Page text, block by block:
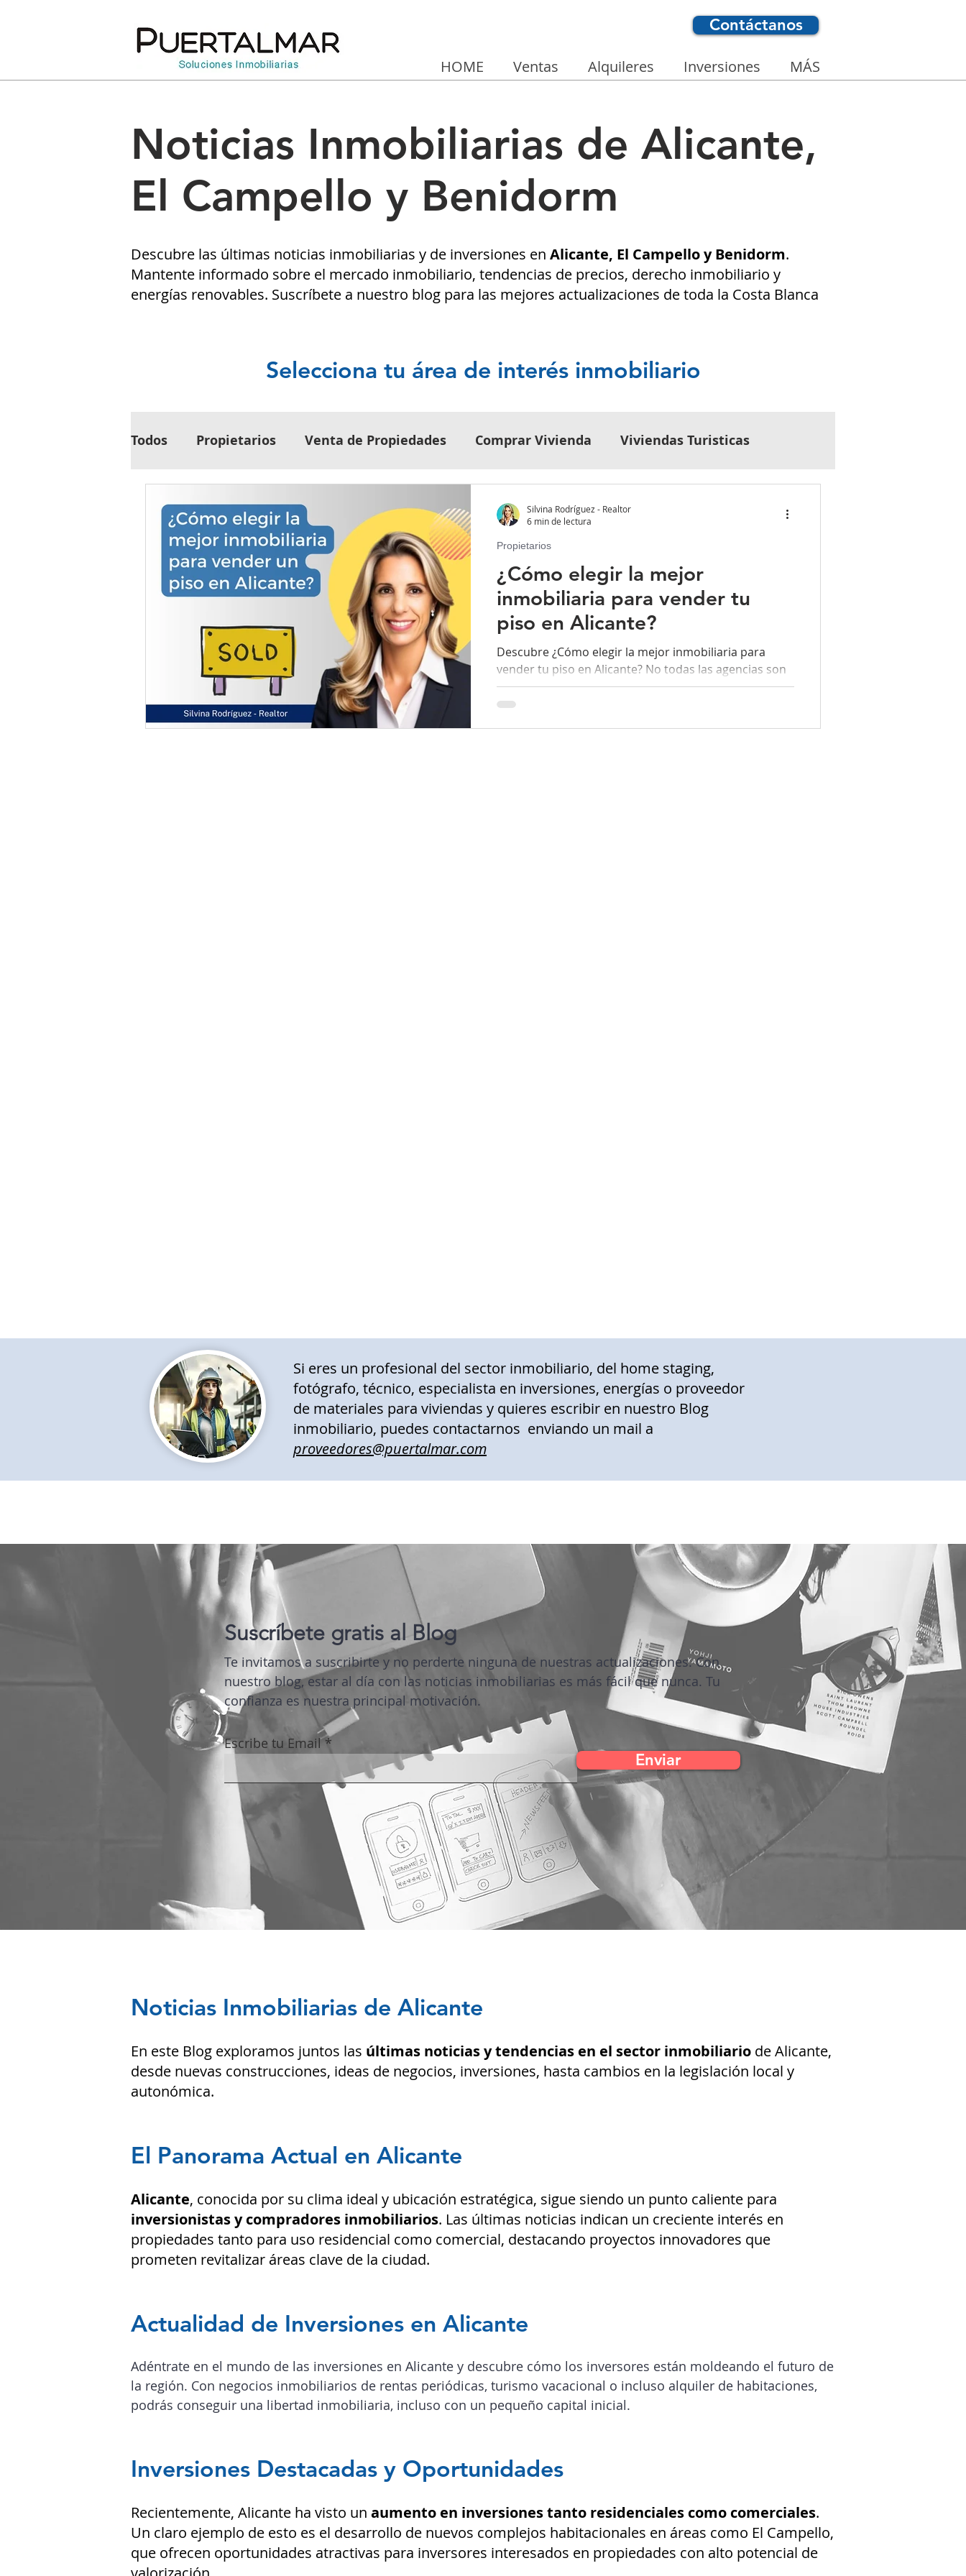
HOME Ventas Alquileres Inversiones MÁS
Contáctanos
Noticias Inmobiliarias de Alicante,
El Campello y Benidorm
Descubre las últimas noticias inmobiliarias y de inversiones en Alicante, El Campello y Benidorm.
Mantente informado sobre el mercado inmobiliario, tendencias de precios, derecho inmobiliario y
energías renovables. Suscríbete a nuestro blog para las mejores actualizaciones de toda la Costa Blanca
Selecciona tu área de interés inmobiliario
Todos Propietarios Venta de Propiedades Comprar Vivienda Viviendas Turisticas
Tendencias del Mercado Inmobiliario Legislación Inmobiliaria
Herramientas, Recursos de Inversión Tendencias de Turismo Guías para Propietarios
¿Cómo elegir la mejor
inmobiliaria para vender tu
piso en Alicante?
Descubre ¿Cómo elegir la mejor inmobiliaria para
vender tu piso en Alicante? No todas las agencias son
iguales.
Propietarios
Silvina Rodríguez - Realtor
6 min de lectura
Si eres un profesional del sector inmobiliario, del home staging,
fotógrafo, técnico, especialista en inversiones, energías o proveedor
de materiales para viviendas y quieres escribir en nuestro Blog
inmobiliario, puedes contactarnos enviando un mail a
proveedores@puertalmar.com
Suscríbete gratis al Blog
Te invitamos a suscribirte y no perderte ninguna de nuestras actualizaciones. Con
nuestro blog, estar al día con las noticias inmobiliarias es más fácil que nunca. Tu
confianza es nuestra principal motivación.
Escribe tu Email
Enviar
Noticias Inmobiliarias de Alicante
En este Blog exploramos juntos las últimas noticias y tendencias en el sector inmobiliario de Alicante,
desde nuevas construcciones, ideas de negocios, inversiones, hasta cambios en la legislación local y
autonómica.
El Panorama Actual en Alicante
Alicante, conocida por su clima ideal y ubicación estratégica, sigue siendo un punto caliente para
inversionistas y compradores inmobiliarios. Las últimas noticias indican un creciente interés en
propiedades tanto para uso residencial como comercial, destacando proyectos innovadores que
prometen revitalizar áreas clave de la ciudad.
Actualidad de Inversiones en Alicante
Adéntrate en el mundo de las inversiones en Alicante y descubre cómo los inversores están moldeando el futuro de
la región. Con negocios inmobiliarios de rentas periódicas, turismo vacacional o incluso alquiler de habitaciones,
podrás conseguir una libertad inmobiliaria, incluso con un pequeño capital inicial.
Inversiones Destacadas y Oportunidades
Recientemente, Alicante ha visto un aumento en inversiones tanto residenciales como comerciales.
Un claro ejemplo de esto es el desarrollo de nuevos complejos habitacionales en áreas como El Campello,
que ofrecen oportunidades atractivas para inversores interesados en propiedades con alto potencial de